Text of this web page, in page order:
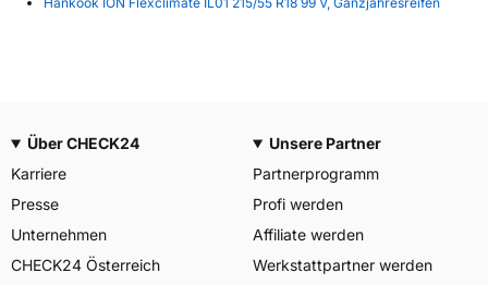
Über CHECK24
Karriere
Presse
Unternehmen
CHECK24 Österreich
Unsere Partner
Partnerprogramm
Profi werden
Affiliate werden
Werkstattpartner werden